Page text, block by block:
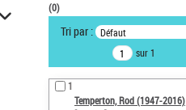
VOTRE RECHERCHE
Recherche avancée dans les
notices d’autorité
Œuvres liées à l'auteur :
Temperton, Rod (1947-2016)
(0)
Tri par : Défaut
sur 1
1
Temperton, Rod (1947-2016)